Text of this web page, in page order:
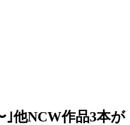
｣他NCW作品3本が